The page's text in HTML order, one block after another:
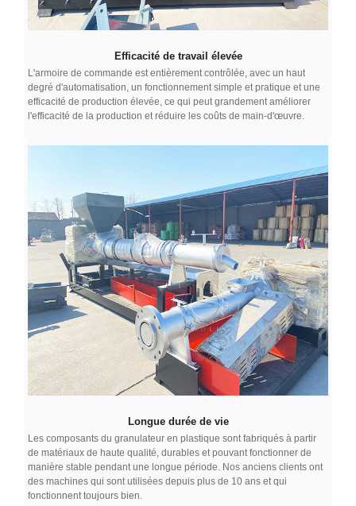
Efficacité de travail élevée
L'armoire de commande est entièrement contrôlée, avec un haut
degré d'automatisation, un fonctionnement simple et pratique et une
efficacité de production élevée, ce qui peut grandement améliorer
l'efficacité de la production et réduire les coûts de main-d'œuvre.
Longue durée de vie
Les composants du granulateur en plastique sont fabriqués à partir
de matériaux de haute qualité, durables et pouvant fonctionner de
manière stable pendant une longue période. Nos anciens clients ont
des machines qui sont utilisées depuis plus de 10 ans et qui
fonctionnent toujours bien.